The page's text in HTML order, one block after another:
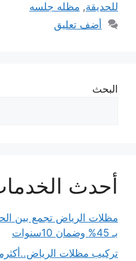
للحديقة, مظله جلسه
أضف تعليق
البحث
أحدث
مظلات الرياض تجمع بين
بـ 45% وضمان 10سنوات